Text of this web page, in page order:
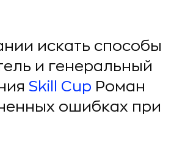
искать способы
и генеральный
Skill Cup Роман
ошибках при